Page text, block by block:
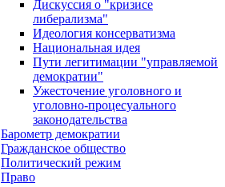
Дискуссия о "кризисе
либерализма"
Идеология консерватизма
Национальная идея
Пути легитимации "управляемой
демократии"
Ужесточение уголовного и
уголовно-процесуального
законодательства
Барометр демократии
Гражданское общество
Политический режим
Право